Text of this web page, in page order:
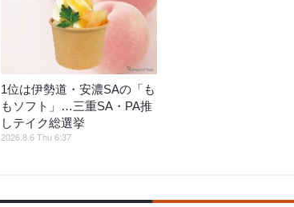
1位は伊勢道・安濃SAの「も
もソフト」…三重SA・PA推
しテイク総選挙
2026.8.6 Thu 6:37